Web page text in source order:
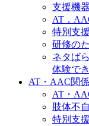
支援機
AT，
特別支
研修の
ネタば
体験で
AT・AAC関
AT・
肢体不
特別支